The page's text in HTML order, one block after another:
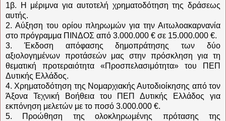
1β. Η μέριμνα για αυτοτελή χρηματοδότηση της δράσεως
αυτής.
2. Αύξηση του ορίου πληρωμών για την Αιτωλοακαρνανία
στο πρόγραμμα ΠΙΝΔΟΣ από 3.000.000 € σε 15.000.000 €.
3. Έκδοση απόφασης δημοπράτησης των δύο
αξιολογημένων προτάσεών μας στην πρόσκληση για τη
θεματική προτεραιότητα «Προσπελασιμότητα» του ΠΕΠ
Δυτικής Ελλάδος.
4. Χρηματοδότηση της Νομαρχιακής Αυτοδιοίκησης από τον
Άξονα Τεχνική Βοήθεια του ΠΕΠ Δυτικής Ελλάδος για
εκπόνηση μελετών με το ποσό 3.000.000 €.
5. Προώθηση της ολοκληρωμένης πρότασης της